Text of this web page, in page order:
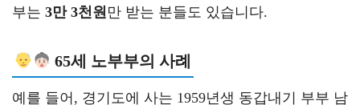
부는 3만 3천원 만 받는 분들도 있습니다.
65세 노부부의 사례
예를 들어, 경기도에 사는 1959년생 동갑내기 부부 남